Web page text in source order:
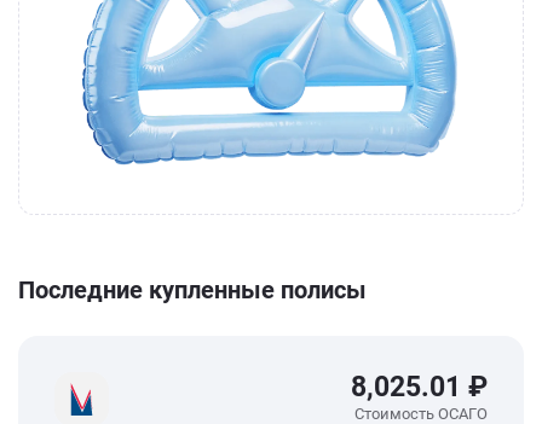
Последние купленные полисы
8,025.01 ₽
Стоимость ОСАГО